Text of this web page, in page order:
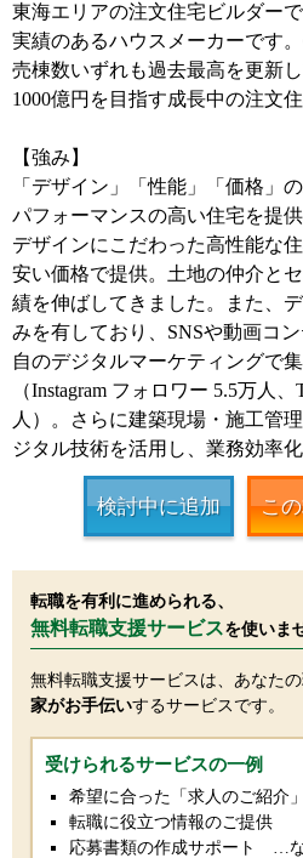
東海エリアの注文住宅ビルダー
実績のあるハウスメーカーです
売棟数いずれも過去最高を更新
1000億円を目指す成長中の注文
【強み】
「デザイン」「性能」「価格」
パフォーマンスの高い住宅を提
デザインにこだわった高性能な
安い価格で提供。土地の仲介と
績を伸ばしてきました。また、
みを有しており、SNSや動画コ
自のデジタルマーケティングで
（Instagram フォロワー 5.5万人
人）。さらに建築現場・施工管
ジタル技術を活用し、業務効率
検討中に追加 こ
転職を有利に進められる、
無料転職支援サービスを使いま
無料転職支援サービスは、あなたの
家がお手伝いするサービスです。
受けられるサービスの一例
希望に合った「求人のご紹介」
転職に役立つ情報のご提供
応募書類の作成サポート …